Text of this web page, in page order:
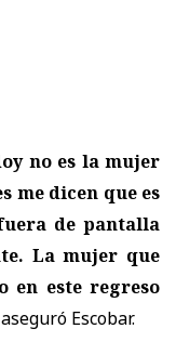
no es la mujer
me dicen que es
de pantalla
La mujer que
en este regreso
Escobar.